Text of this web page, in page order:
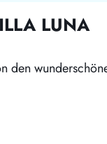
LUNA
den